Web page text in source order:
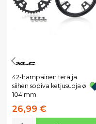
42-hampainen terä ja
siihen sopiva ketjusuoja ø
104 mm
26,99 €